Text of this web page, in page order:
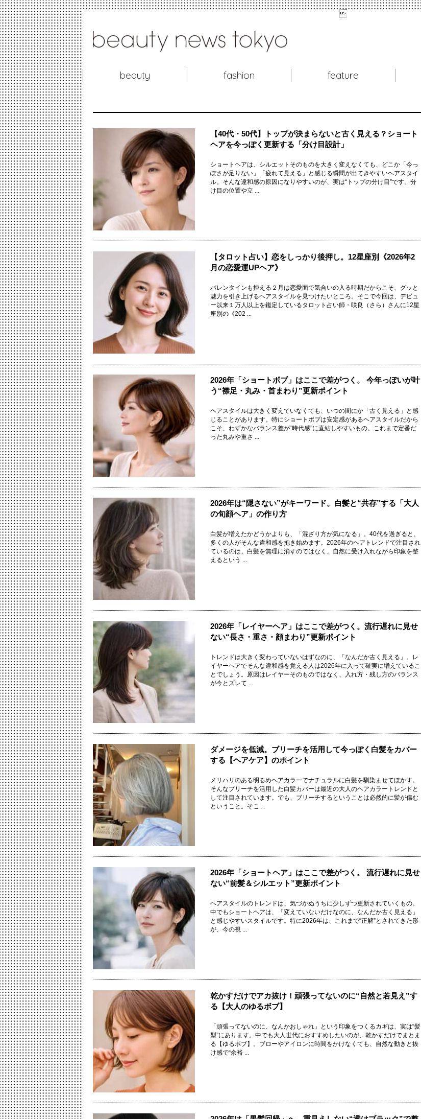

beauty fashion feature
【40代・50代】トップが決まらないと古く見える？ショート
ヘアを今っぽく更新する「分け目設計」
ショートヘアは、シルエットそのものを大きく変えなくても、どこか「今っ
ぽさが足りない」「疲れて見える」と感じる瞬間が出てきやすいヘアスタイ
ル。そんな違和感の原因になりやすいのが、実は“トップの分け目”です。分
け目の位置や立 ...
【タロット占い】恋をしっかり後押し。12星座別《2026年2
月の恋愛運UPヘア》
バレンタインも控える２月は恋愛面で気合いの入る時期だからこそ、グッと
魅力を引き上げるヘアスタイルを見つけたいところ。そこで今回は、デビュ
ー以来１万人以上を鑑定しているタロット占い師・咲良（さら）さんに12星
座別の《202 ...
2026年「ショートボブ」はここで差がつく。 今年っぽいが叶
う“襟足・丸み・首まわり”更新ポイント
ヘアスタイルは大きく変えていなくても、いつの間にか「古く見える」と感
じることがあります。特にショートボブは安定感があるヘアスタイルだから
こそ、わずかなバランス差が“時代感”に直結しやすいもの。これまで定番だ
った丸みや重さ ...
2026年は“隠さない”がキーワード。白髪と“共存”する「大人
の旬顔ヘア」の作り方
白髪が増えたかどうかよりも、「混ざり方が気になる」。40代を過ぎると、
多くの人がそんな違和感を抱き始めます。2026年のヘアトレンドで注目され
ているのは、白髪を無理に消すのではなく、自然に受け入れながら印象を整
えるという ...
2026年「レイヤーヘア」はここで差がつく。流行遅れに見せ
ない“長さ・重さ・顔まわり”更新ポイント
トレンドは大きく変わっていないはずなのに、「なんだか古く見える」。レ
イヤーヘアでそんな違和感を覚える人は2026年に入って確実に増えているこ
とでしょう。原因はレイヤーそのものではなく、入れ方・残し方のバランス
が今とズレて ...
ダメージを低減。ブリーチを活用して今っぽく白髪をカバー
する【ヘアケア】のポイント
メリハリのある明るめヘアカラーでナチュラルに白髪を馴染ませてぼかす。
そんなプリーチを活用した白髪カバーは最近の大人のヘアカラートレンドと
して注目されています。でも、ブリーチするということは必然的に髪が傷む
ということ。そこ ...
2026年「ショートヘア」はここで差がつく。 流行遅れに見せ
ない“前髪＆シルエット”更新ポイント
ヘアスタイルのトレンドは、気づかぬうちに少しずつ更新されていくもの。
中でもショートヘアは、「変えていないだけなのに、なんだか古く見える」
と感じやすいスタイルです。特に2026年は、これまで“正解”とされてきた形
が、今の視 ...
乾かすだけでアカ抜け！頑張ってないのに“自然と若見え”す
る【大人のゆるボブ】
「頑張ってないのに、なんかおしゃれ」という印象をつくるカギは、実は“髪
型”にあります。中でも大人世代におすすめしたいのが、乾かすだけでまとま
る【ゆるボブ】。ブローやアイロンに時間をかけなくても、自然な動きと抜
け感で“余裕 ...